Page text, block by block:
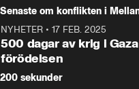
Senaste om konflikten i
NYHETER • 17 FEB. 2025
500 dagar av krig i
förödelsen
200 sekunder